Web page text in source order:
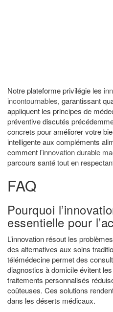
Notre plateforme privilégie les
incontournables, garantissant
appliquent les principes de
préventive discutés
concrets pour améliorer votre
intelligente aux compléments
comment l’innovation durable
parcours santé tout en
FAQ
Pourquoi
essentielle pour
L’innovation résout les
des alternatives aux soins
télémédecine permet des
diagnostics à domicile évitent
traitements personnalisés
coûteuses. Ces solutions
dans les déserts médicaux.